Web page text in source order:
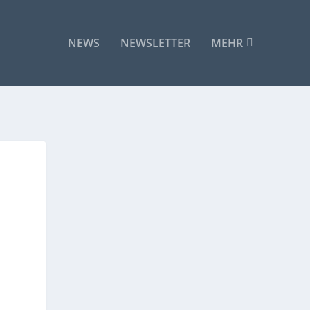
NEWS NEWSLETTER MEHR